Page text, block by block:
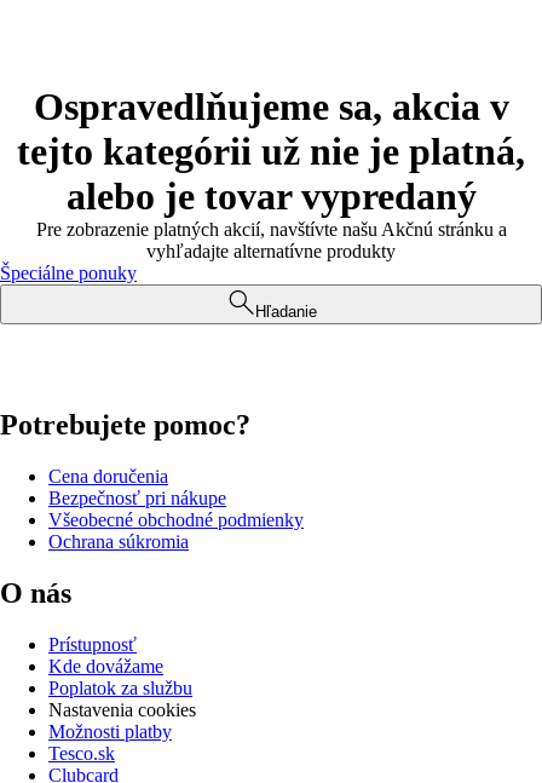
Ospravedlňujeme sa, akcia v
tejto kategórii už nie je platná,
alebo je tovar vypredaný
Pre zobrazenie platných akcií, navštívte našu Akčnú stránku a
vyhľadajte alternatívne produkty
Špeciálne ponuky
Hľadanie
Potrebujete pomoc?
Cena doručenia
Bezpečnosť pri nákupe
Všeobecné obchodné podmienky
Ochrana súkromia
O nás
Prístupnosť
Kde dovážame
Poplatok za službu
Nastavenia cookies
Možnosti platby
Tesco.sk
Clubcard